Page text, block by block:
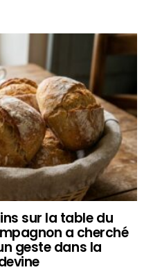
sur la table du
a cherché
geste dans la